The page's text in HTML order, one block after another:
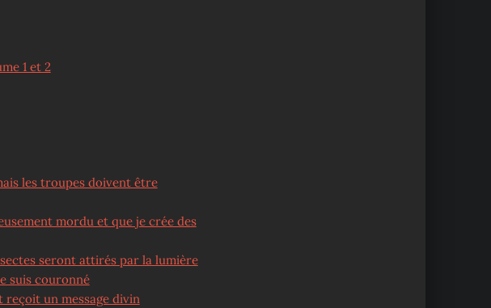
1 et 2
les troupes doivent être
mordu et que je crée des
seront attirés par la lumière
suis couronné
reçoit un message divin